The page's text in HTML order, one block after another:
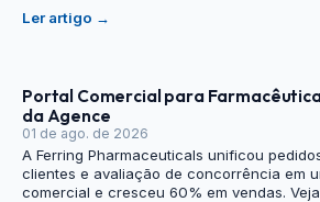
Ler artigo →
Portal Comercial para
da Agence
01 de ago. de 2026
A Ferring Pharmaceuticals unificou
clientes e avaliação de concorrência em
comercial e cresceu 60% em vendas.